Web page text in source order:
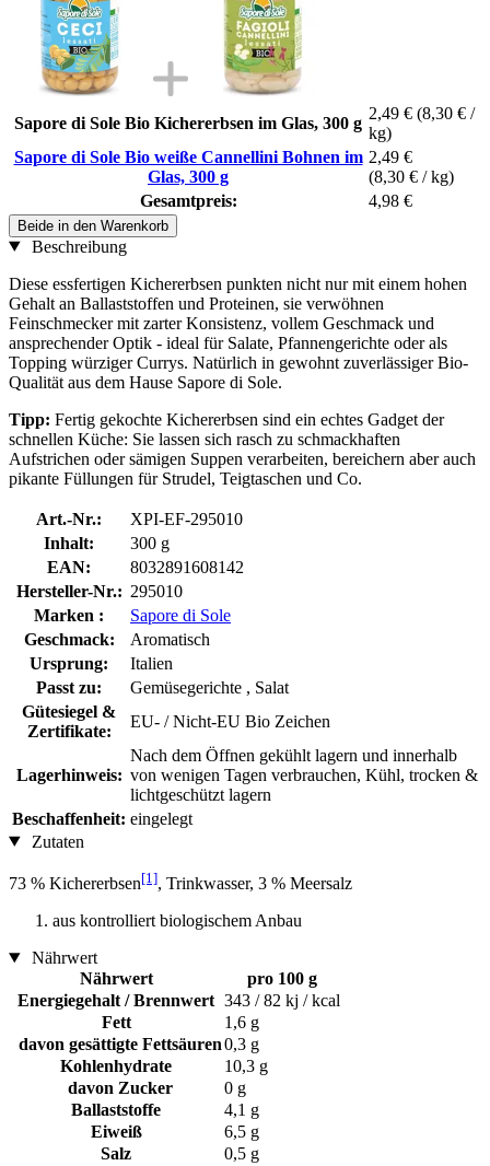
Sapore di Sole Bio Kichererbsen im Glas, 300 g
2,49 € (8,30 € /
kg)
Sapore di Sole Bio weiße Cannellini Bohnen im
Glas, 300 g
2,49 €
(8,30 € / kg)
Gesamtpreis:
4,98 €
Beide in den Warenkorb
Beschreibung
Diese essfertigen Kichererbsen punkten nicht nur mit einem hohen
Gehalt an Ballaststoffen und Proteinen, sie verwöhnen
Feinschmecker mit zarter Konsistenz, vollem Geschmack und
ansprechender Optik - ideal für Salate, Pfannengerichte oder als
Topping würziger Currys. Natürlich in gewohnt zuverlässiger Bio-
Qualität aus dem Hause Sapore di Sole.
Tipp: Fertig gekochte Kichererbsen sind ein echtes Gadget der
schnellen Küche: Sie lassen sich rasch zu schmackhaften
Aufstrichen oder sämigen Suppen verarbeiten, bereichern aber auch
pikante Füllungen für Strudel, Teigtaschen und Co.
Art.-Nr.:
XPI-EF-295010
Inhalt:
300 g
EAN:
8032891608142
Hersteller-Nr.: 295010
Marken :
Sapore di Sole
Geschmack:
Aromatisch
Ursprung:
Italien
Passt zu:
Gemüsegerichte , Salat
Gütesiegel &
Zertifikate:
EU- / Nicht-EU Bio Zeichen
Lagerhinweis:
Nach dem Öffnen gekühlt lagern und innerhalb
von wenigen Tagen verbrauchen, Kühl, trocken &
lichtgeschützt lagern
Beschaffenheit: eingelegt
Zutaten
73 % Kichererbsen[1], Trinkwasser, 3 % Meersalz
aus kontrolliert biologischem Anbau
Nährwert
Nährwert
pro 100 g
Energiegehalt / Brennwert 343 / 82 kj / kcal
Fett
1,6 g
davon gesättigte Fettsäuren0,3 g
Kohlenhydrate
10,3 g
davon Zucker
0 g
Ballaststoffe
4,1 g
Eiweiß
6,5 g
Salz
0,5 g